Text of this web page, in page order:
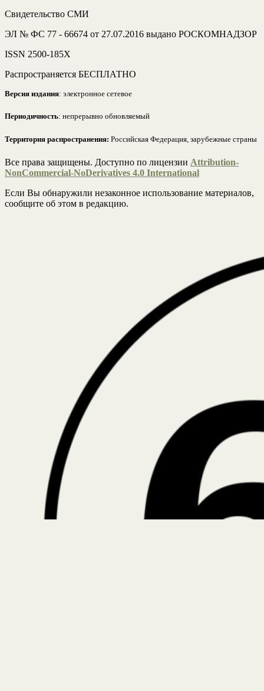
Свидетельство СМИ
ЭЛ № ФС 77 - 66674 от 27.07.2016 выдано РОСКОМНАДЗОР
ISSN 2500-185Х
Распространяется БЕСПЛАТНО
Версия издания: электронное сетевое
Периодичность: непрерывно обновляемый
Территория распространения: Российская Федерация, зарубежные страны
Все права защищены. Доступно по лицензии Attribution-
NonCommercial-NoDerivatives 4.0 International
Если Вы обнаружили незаконное использование материалов,
сообщите об этом в редакцию.